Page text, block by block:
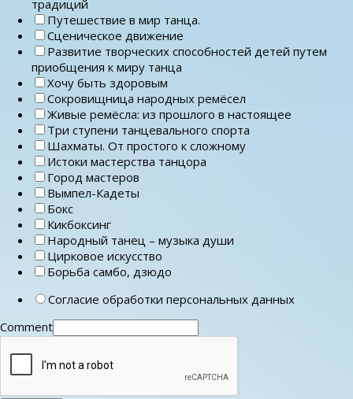
традиций
Путешествие в мир танца.
Сценическое движение
Развитие творческих способностей детей путем
приобщения к миру танца
Хочу быть здоровым
Сокровищница народных ремёсел
Живые ремёсла: из прошлого в настоящее
Три ступени танцевального спорта
Шахматы. От простого к сложному
Истоки мастерства танцора
Город мастеров
Вымпел-Кадеты
Бокс
Кикбоксинг
Народный танец – музыка души
Цирковое искусство
Борьба самбо, дзюдо
Согласие обработки персональных данных
Comment